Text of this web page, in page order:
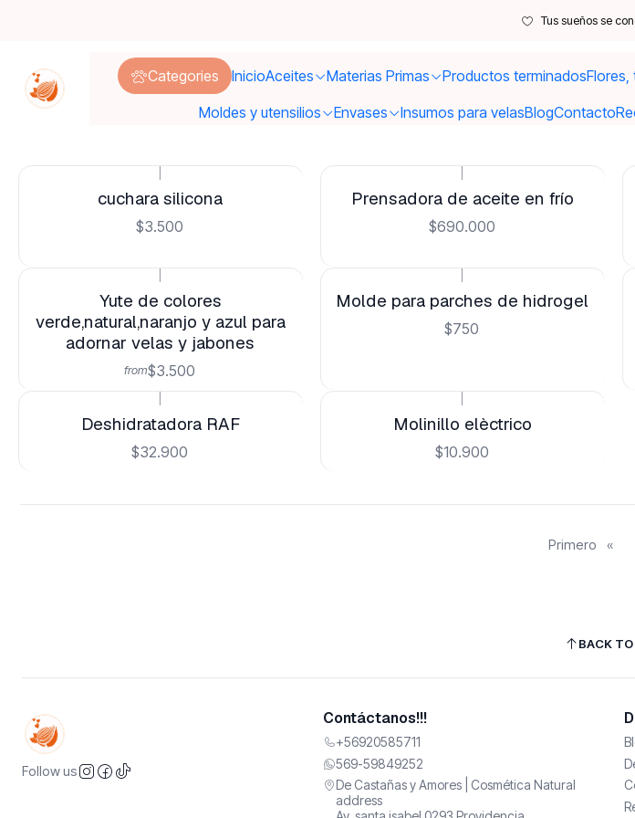
Categories InicioAceites Materias Primas Productos terminadosFlores,
Moldes y utensilios
Envases Insumos para velasBlogContacto
Tus sueños se
Inicio Moldes y
cuchara silicona
$3.500
Prensadora de aceite en frío
$690.000
Yute de colores
verde,natural,naranjo y azul para
adornar velas y jabones
from$3.500
Molde para parches de hidrogel
$750
Deshidratadora RAF
$32.900
Molinillo elèctrico
$10.900
Primero «
BACK
Follow us
Contáctanos!!!
+56920585711
569-59849252
De Castañas y Amores | Cosmética Natural
address